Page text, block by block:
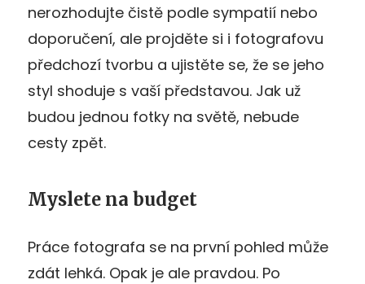
nerozhodujte čistě podle sympatií nebo
doporučení, ale projděte si i fotografovu
předchozí tvorbu a ujistěte se, že se jeho
styl shoduje s vaší představou. Jak už
budou jednou fotky na světě, nebude
cesty zpět.
Myslete na budget
Práce fotografa se na první pohled může
zdát lehká. Opak je ale pravdou. Po